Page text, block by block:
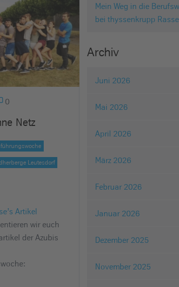
0
Netz
Leutesdorf
Artikel
wir euch
der Azubis
Mein Weg in die
bei thyssenkrupp
Archiv
Juni 2026
Mai 2026
April 2026
März 2026
Februar 2026
Januar 2026
Dezember 2025
November 2025